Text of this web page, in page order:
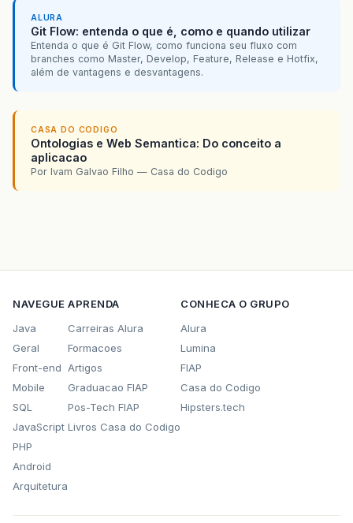
ALURA
Git Flow: entenda o que é, como e quando utilizar
Entenda o que é Git Flow, como funciona seu fluxo com
branches como Master, Develop, Feature, Release e Hotfix,
além de vantagens e desvantagens.
CASA DO CODIGO
Ontologias e Web Semantica: Do conceito a
aplicacao
Por Ivam Galvao Filho — Casa do Codigo
NAVEGUE
Java
Geral
Front-end
Mobile
SQL
JavaScript
PHP
Android
Arquitetura
APRENDA
Carreiras Alura
Formacoes
Artigos
Graduacao FIAP
Pos-Tech FIAP
Livros Casa do Codigo
CONHECA O GRUPO
Alura
Lumina
FIAP
Casa do Codigo
Hipsters.tech